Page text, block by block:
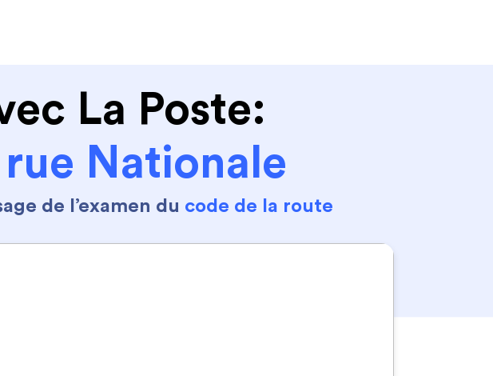
La Poste:
Nationale
de l’examen du code de la route